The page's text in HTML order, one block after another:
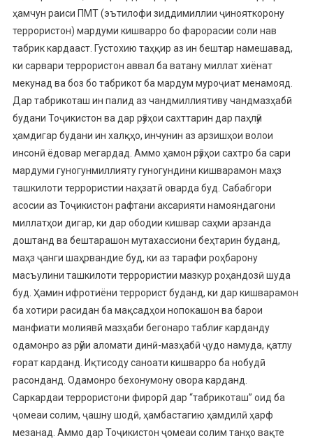
ҳамчун раиси ПМТ (эътилофи зиддимиллии ҷинояткорону
террористон) мардуми кишварро бо фарорасии соли нав
табрик кардааст. Густохию таҳқир аз ин бештар намешавад,
ки сарвари террористон аввал ба ватану миллат хиёнат
мекунад ва боз бо табрикот ба мардум муроҷиат менамояд.
Дар табрикоташ ин палид аз чандмиллиятиву чандмазҳабӣ
будани Тоҷикистон ва дар рӯзҳои сахттарин дар паҳлӯи
ҳамдигар будани ин халқҳо, инчунин аз арзишҳои волои
инсонӣ ёдовар мегардад. Аммо ҳамон рӯзҳои сахтро ба сари
мардуми гуногунмиллияту гуногундини кишварамон маҳз
ташкилоти террористии наҳзатӣ оварда буд. Сабабгори
асосии аз Тоҷикистон рафтани аксарияти намояндагони
миллатҳои дигар, ки дар ободии кишвар саҳми арзанда
доштанд ва бештарашон мутахассиони беҳтарин буданд,
маҳз ҷанги шаҳрвандие буд, ки аз тарафи роҳбарону
масъулини ташкилоти террористии мазкур роҳандозӣ шуда
буд. Ҳамин ифротиёни террорист буданд, ки дар кишварамон
ба хотири расидан ба мақсадҳои нопокашон ва барои
манфиати молиявӣ мазҳаби бегонаро таблиғ карданду
одамонро аз рӯйи аломати динӣ-мазҳабӣ ҷудо намуда, қатлу
ғорат карданд. Иқтисоду саноати кишварро ба нобудӣ
расонданд. Одамонро бехонумону овора карданд.
Саркардаи террористони фирорӣ дар “табрикоташ” оид ба
ҷомеаи солим, ҷашну шодӣ, ҳамбастагию ҳамдилӣ ҳарф
мезанад. Аммо дар Тоҷикистон ҷомеаи солим танҳо вақте